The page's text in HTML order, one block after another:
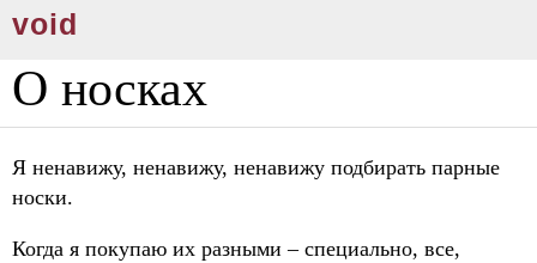
void
О носках
Я ненавижу, ненавижу, ненавижу подбирать парные
носки.
Когда я покупаю их разными – специально, все,